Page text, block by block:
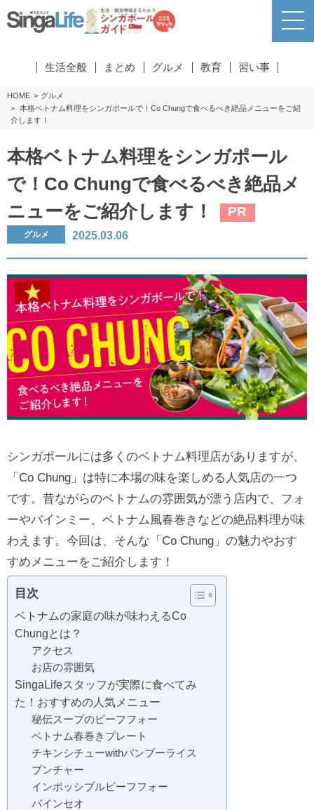
生活全般 まとめ グルメ 教育 習い事
HOME
グルメ
本格ベトナム料理をシンガポールで！Co Chungで食べるべき絶品メニューをご紹
介します！
本格ベトナム料理をシンガポール
で！Co Chungで食べるべき絶品メ
ニューをご紹介します！
PR
グルメ 2025.03.06
シンガポールには多くのベトナム料理店がありますが、
「Co Chung」は特に本場の味を楽しめる人気店の一つ
です。昔ながらのベトナムの雰囲気が漂う店内で、フォ
ーやバインミー、ベトナム風春巻きなどの絶品料理が味
わえます。今回は、そんな「Co Chung」の魅力やおす
すめメニューをご紹介します！
目次
ベトナムの家庭の味が味わえるCo
Chungとは？
アクセス
お店の雰囲気
SingaLifeスタッフが実際に食べてみ
た！おすすめの人気メニュー
秘伝スープのビーフフォー
ベトナム春巻きプレート
チキンシチューwithバンブーライス
ブンチャー
インポッシブルビーフフォー
バインセオ